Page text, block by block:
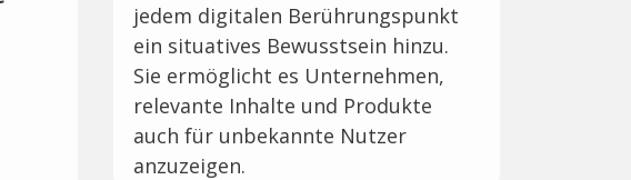
jedem digitalen Berührungspunkt
ein situatives Bewusstsein hinzu.
Sie ermöglicht es Unternehmen,
relevante Inhalte und Produkte
auch für unbekannte Nutzer
anzuzeigen.